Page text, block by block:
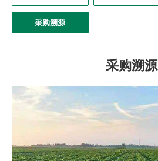
采购溯源
采购溯源